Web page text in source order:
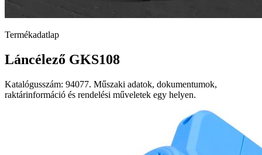
Termékadatlap
Láncélező GKS108
Katalógusszám: 94077. Műszaki adatok, dokumentumok,
raktárinformáció és rendelési műveletek egy helyen.